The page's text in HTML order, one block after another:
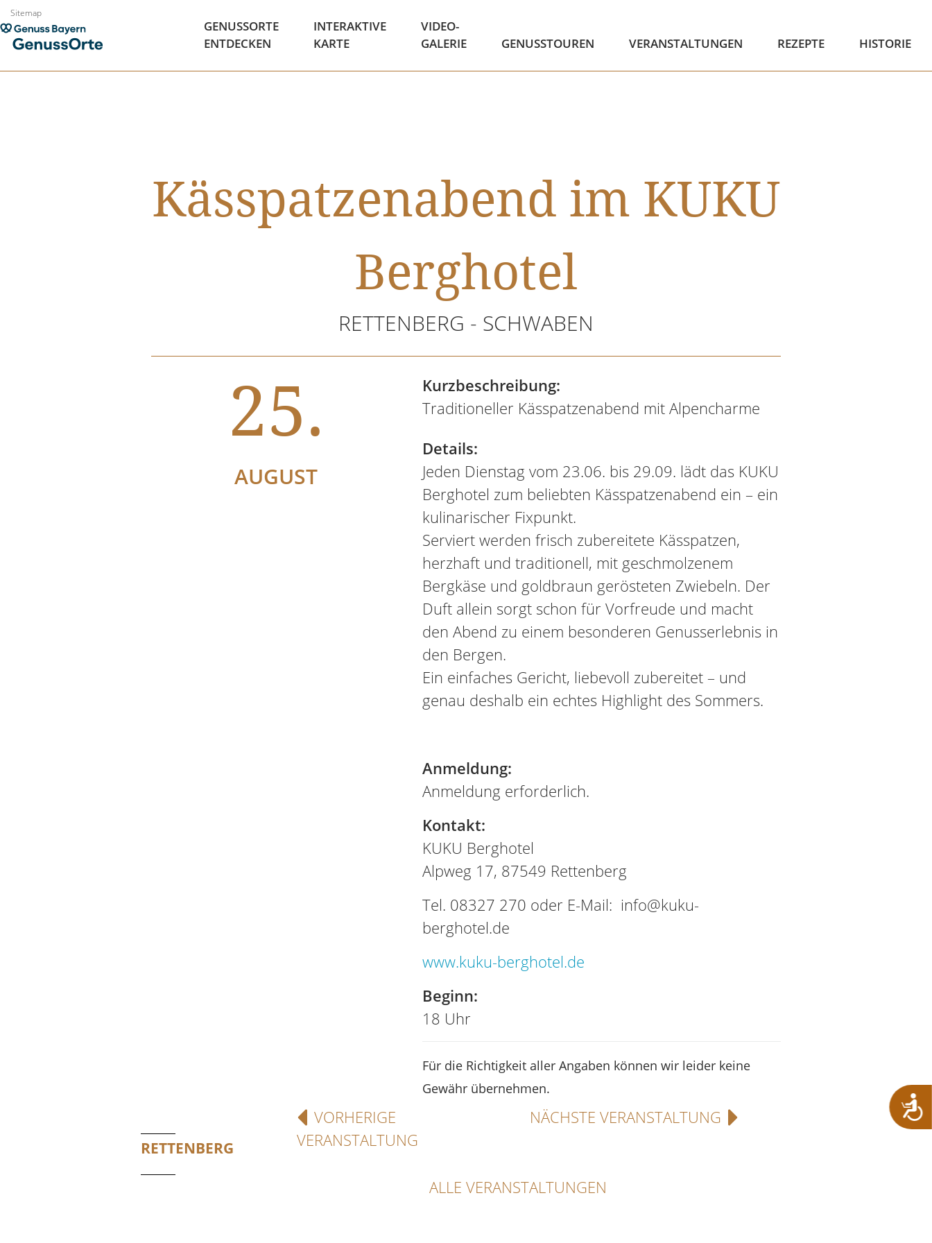
Zum
Inhalt
springen
Sitemap
GENUSSORTE
ENTDECKEN
INTERAKTIVE
KARTE
VIDEO-
GALERIE
GENUSSTOUREN VERANSTALTUNGEN REZEPTE HISTORIE
Kässpatzenabend im KUKU
Berghotel
RETTENBERG - SCHWABEN
25.
AUGUST
Kurzbeschreibung:
Traditioneller Kässpatzenabend mit Alpencharme
Details:
Jeden Dienstag vom 23.06. bis 29.09. lädt das KUKU
Berghotel zum beliebten Kässpatzenabend ein – ein
kulinarischer Fixpunkt.
Serviert werden frisch zubereitete Kässpatzen,
herzhaft und traditionell, mit geschmolzenem
Bergkäse und goldbraun gerösteten Zwiebeln. Der
Duft allein sorgt schon für Vorfreude und macht
den Abend zu einem besonderen Genusserlebnis in
den Bergen.
Ein einfaches Gericht, liebevoll zubereitet – und
genau deshalb ein echtes Highlight des Sommers.
Anmeldung:
Anmeldung erforderlich.
Kontakt:
KUKU Berghotel
Alpweg 17, 87549 Rettenberg
Tel. 08327 270 oder E-Mail: info@kuku-
berghotel.de
www.kuku-berghotel.de
Beginn:
18 Uhr
Für die Richtigkeit aller Angaben können wir leider keine
Gewähr übernehmen.
RETTENBERG
VORHERIGE
VERANSTALTUNG
NÄCHSTE VERANSTALTUNG
ALLE VERANSTALTUNGEN